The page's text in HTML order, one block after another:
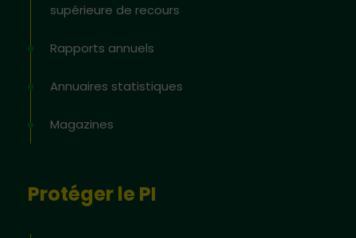
supérieure de recours
Rapports annuels
Annuaires statistiques
Magazines
Protéger le PI